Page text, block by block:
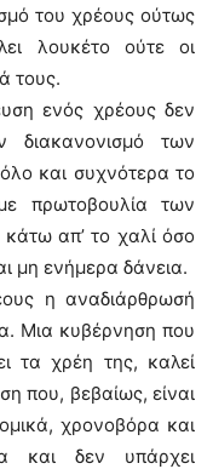
του χρέους ούτως
λουκέτο ούτε οι
τους.
ενός χρέους δεν
διακανονισμό των
και συχνότερα το
πρωτοβουλία των
απ’ το χαλί όσο
μη ενήμερα δάνεια.
η αναδιάρθρωσή
Μια κυβέρνηση που
τα χρέη της, καλεί
που, βεβαίως, είναι
χρονοβόρα και
και δεν υπάρχει